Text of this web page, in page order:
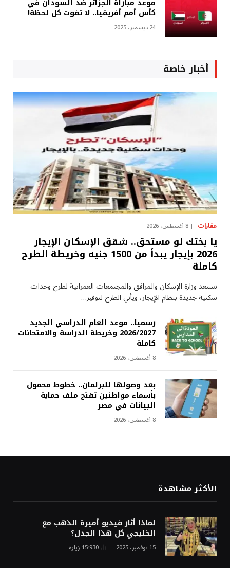
موعد مباراة الجزائر ضد السودان في
كأس أمم أفريقيا.. لا تفوت كل لحظة!
24 ديسمبر، 2025
أخبار خاصة
عقارات 8 أغسطس، 2026
يا بختك لو مستحق.. شقق الإسكان الإيجار
2026 بإيجار يبدأ من 1500 جنيه وخريطة الطرح
كاملة
تستعد وزارة الإسكان والمرافق والمجتمعات العمرانية لطرح وحدات
سكنية جديدة بنظام الإيجار، ويأتي الطرح لتوفير…
رسميا.. موعد العام الدراسي الجديد
2026/2027 وخريطة الدراسة والامتحانات
كاملة
8 أغسطس، 2026
بعد وصولها للبرلمان.. خطوط محمول
بأسماء مواطنين تفتح ملف حماية
البيانات في مصر
8 أغسطس، 2026
الأكثر مشاهدة
لماذا أثار فيديو أميرة الذهب مع
الخليجي كل هذا الجدل؟
15 نوفمبر، 2025 15٬930 زيارة